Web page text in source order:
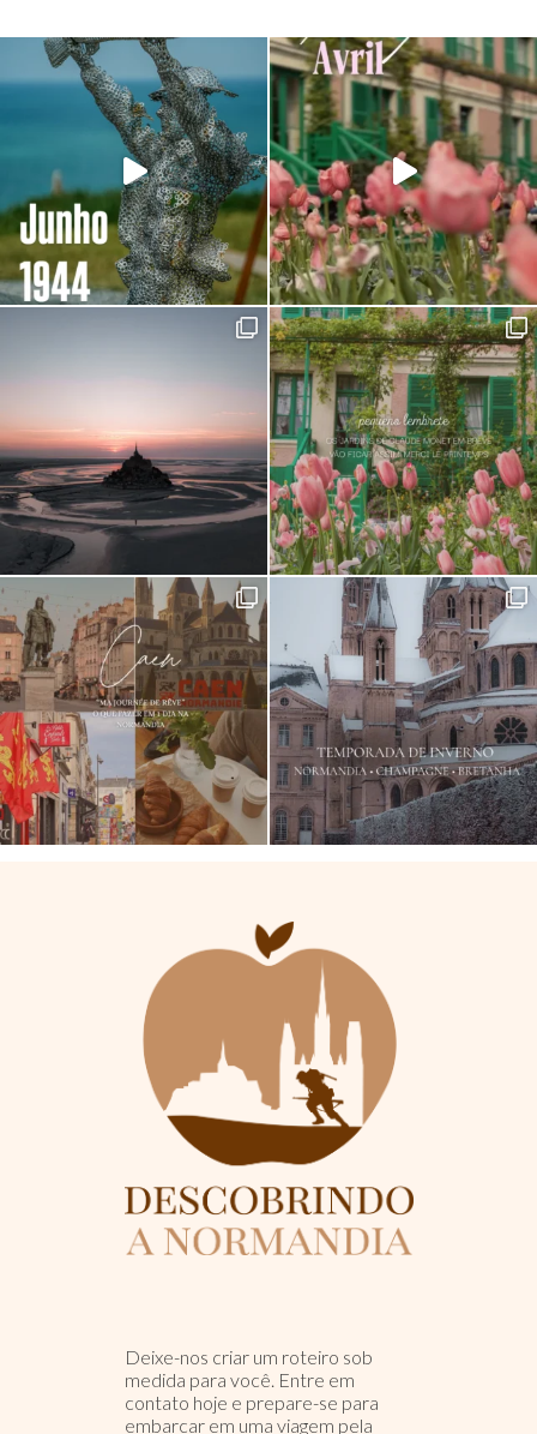
Deixe-nos criar um roteiro sob
medida para você. Entre em
contato hoje e prepare-se para
embarcar em uma viagem pela